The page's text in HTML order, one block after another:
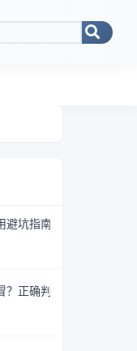
避坑指南
正确判断方法揭秘